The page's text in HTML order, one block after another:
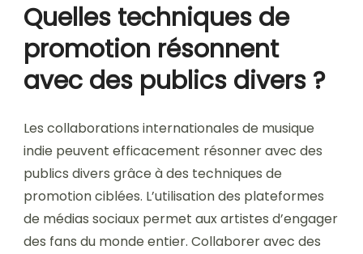
Quelles techniques de
promotion résonnent
avec des publics divers ?
Les collaborations internationales de musique
indie peuvent efficacement résonner avec des
publics divers grâce à des techniques de
promotion ciblées. L’utilisation des plateformes
de médias sociaux permet aux artistes d’engager
des fans du monde entier. Collaborer avec des